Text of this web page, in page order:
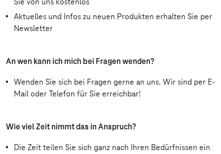
Sie von uns kostenlos
Aktuelles und Infos zu neuen Produkten erhalten Sie per
Newsletter
An wen kann ich mich bei Fragen wenden?
Wenden Sie sich bei Fragen gerne an uns. Wir sind per E-
Mail oder Telefon für Sie erreichbar!
Wie viel Zeit nimmt das in Anspruch?
Die Zeit teilen Sie sich ganz nach Ihren Bedürfnissen ein